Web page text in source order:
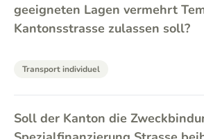
geeigneten Lagen vermehrt
Kantonsstrasse zulassen soll?
Transport individuel
Soll der Kanton die